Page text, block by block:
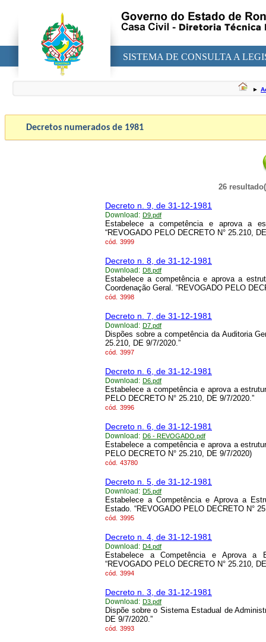
SISTEMA DE CONSULTA A
►
Decretos numerados de 1981
26
Decreto n. 9, de 31-12-1981
Download: D9.pdf
Estabelece a competência e aprova a
“REVOGADO PELO DECRETO N° 25.210,
cód. 3999
Decreto n. 8, de 31-12-1981
Download: D8.pdf
Estabelece a competência e aprova a
Coordenação Geral. “REVOGADO PELO
cód. 3998
Decreto n. 7, de 31-12-1981
Download: D7.pdf
Dispões sobre a competência da Auditoria
25.210, DE 9/7/2020.”
cód. 3997
Decreto n. 6, de 31-12-1981
Download: D6.pdf
Estabelece a competência e aprova a
PELO DECRETO N° 25.210, DE 9/7/2020.”
cód. 3996
Decreto n. 6, de 31-12-1981
Download: D6 - REVOGADO.pdf
Estabelece a competência e aprova a
PELO DECRETO N° 25.210, DE 9/7/2020)
cód. 43780
Decreto n. 5, de 31-12-1981
Download: D5.pdf
Estabelece a Competência e Aprova a
Estado. “REVOGADO PELO DECRETO N°
cód. 3995
Decreto n. 4, de 31-12-1981
Download: D4.pdf
Estabelece a Competência e Aprova a
“REVOGADO PELO DECRETO N° 25.210,
cód. 3994
Decreto n. 3, de 31-12-1981
Download: D3.pdf
Dispõe sobre o Sistema Estadual de
DE 9/7/2020.”
cód. 3993